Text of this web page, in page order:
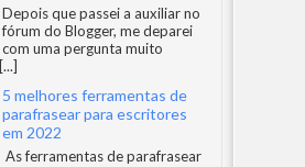
Depois que passei a auxiliar no
fórum do Blogger, me deparei
com uma pergunta muito
[...]
5 melhores ferramentas de
parafrasear para escritores
em 2022
As ferramentas de parafrasear